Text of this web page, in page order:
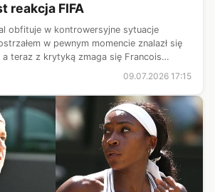
reakcja FIFA
obfituje w kontrowersyjne sytuacje
w pewnym momencie znalazł się
a teraz z krytyką zmaga się Francois
Argentyny z Egiptem prowadzonym
prawd...
09.07.2026 17:15